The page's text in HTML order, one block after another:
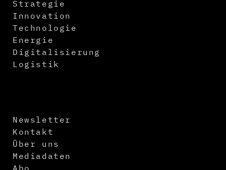
Strategie
Innovation
Technologie
Energie
Digitalisierung
Logistik
Newsletter
Kontakt
Über uns
Mediadaten